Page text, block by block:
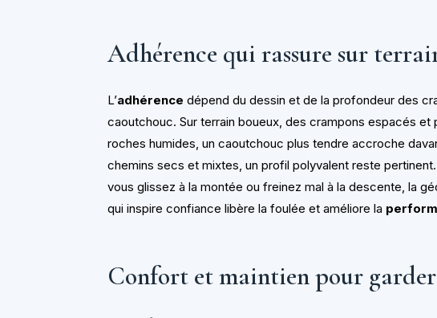
Adhérence qui rassure sur
L’adhérence dépend du dessin et de la profondeur des
caoutchouc. Sur terrain boueux, des crampons espacés
roches humides, un caoutchouc plus tendre accroche
chemins secs et mixtes, un profil polyvalent reste
vous glissez à la montée ou freinez mal à la descente, la
qui inspire confiance libère la foulée et améliore la
Confort et maintien pour